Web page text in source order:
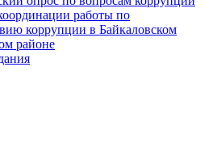
работы по
коррупции в Байкаловском
районе